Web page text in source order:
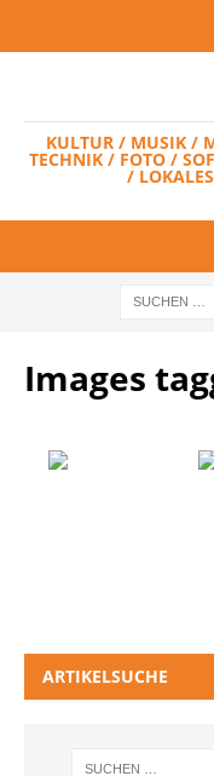
KULTUR / MUSIK /
TECHNIK / FOTO /
/
Images
ARTIKELSUCHE